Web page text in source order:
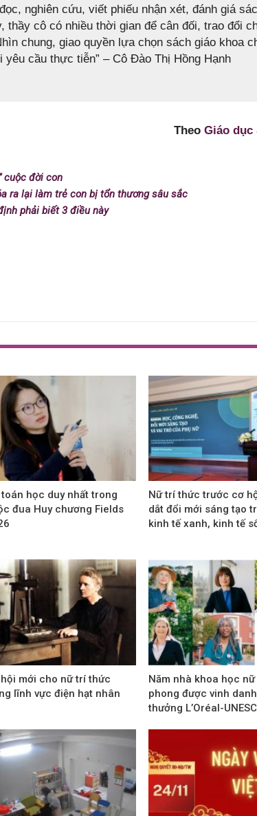
nghiên cứu, viết phiếu nhận xét, đánh giá
thầy cô có nhiều thời gian để cân đối, trao đổi
chung, giao quyền lựa chọn sách giáo khoa
cầu thực tiễn” – Cô Đào Thị Hồng Hạnh
Theo Giáo dục
cuộc đời con
ra lại làm trẻ con bị tổn thương sâu sắc
phải biết 3 điều này
toán học duy nhất trong
đua Huy chương Fields
Nữ trí thức trước cơ
dắt đổi mới sáng tạo
kinh tế xanh, kinh tế
hội mới cho nữ trí thức
lĩnh vực điện hạt nhân
Năm nhà khoa học
phong được vinh
thưởng L’Oréal-